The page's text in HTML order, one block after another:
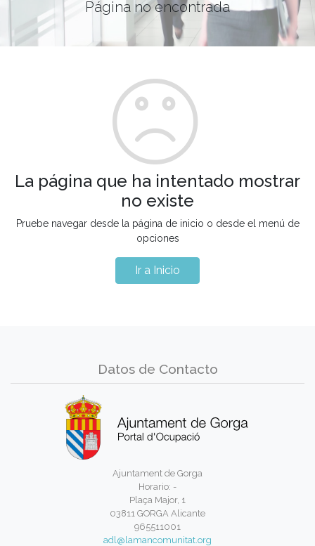
Página no encontrada
La página que ha intentado mostrar
no existe
Pruebe navegar desde la página de inicio o desde el menú de
opciones
Ir a Inicio
Datos de Contacto
Ajuntament de Gorga
Horario: -
Plaça Major, 1
03811 GORGA Alicante
965511001
adl@lamancomunitat.org